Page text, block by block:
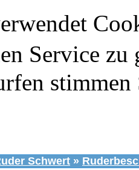
Service zu
stimmen
Schwert »